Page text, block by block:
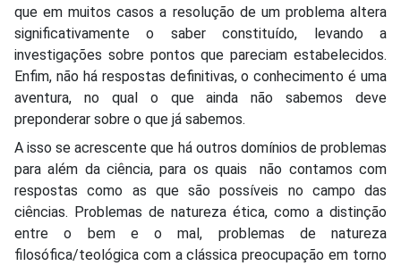
que em muitos casos a resolução de um problema altera
significativamente o saber constituído, levando a
investigações sobre pontos que pareciam estabelecidos.
Enfim, não há respostas definitivas, o conhecimento é uma
aventura, no qual o que ainda não sabemos deve
preponderar sobre o que já sabemos.
A isso se acrescente que há outros domínios de problemas
para além da ciência, para os quais não contamos com
respostas como as que são possíveis no campo das
ciências. Problemas de natureza ética, como a distinção
entre o bem e o mal, problemas de natureza
filosófica/teológica com a clássica preocupação em torno